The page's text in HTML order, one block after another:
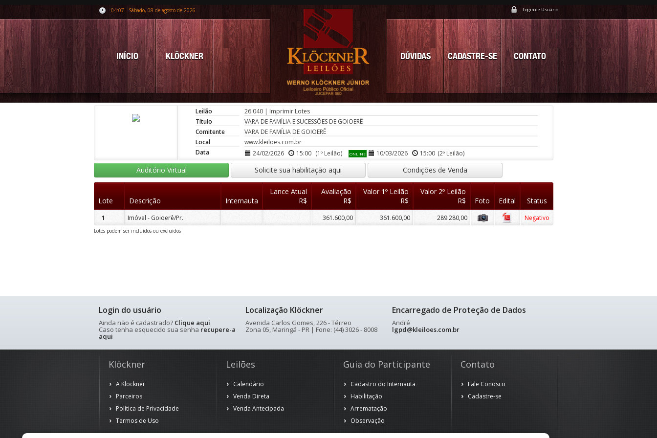
04:07 - Sábado, 08 de agosto de 2026 Login de Usuário
INÍCIO KLÖCKNER CONTATO
CADASTRE-SE
DÚVIDAS
Leilão 26.040 | Imprimir Lotes
Título
VARA DE FAMÍLIA E SUCESSÕES DE GOIOERÊ
Comitente
VARA DE FAMÍLIA DE GOIOERÊ
Local
www.kleiloes.com.br
Data
24/02/2026 15:00 (1º Leilão) ONLINE 10/03/2026 15:00 (2º Leilão)
Auditório Virtual Solicite sua habilitação aqui Condições de Venda
Lote Descrição Internauta
Lance Atual
R$
Avaliação
R$
Valor 1º Leilão
R$
Valor 2º Leilão
R$
Foto Edital Status
1 Imóvel - Goioerê/Pr. 361.600,00 361.600,00 289.280,00 Negativo
Lotes podem ser incluídos ou excluídos
Login do usuário
Ainda não é cadastrado? Clique aqui
Caso tenha esquecido sua senha recupere-a
aqui
Localização Klöckner
Avenida Carlos Gomes, 226 - Térreo
Zona 05, Maringá - PR | Fone: (44) 3026 - 8008
Encarregado de Proteção de Dados
André
lgpd@kleiloes.com.br
Klöckner
A Klöckner
Parceiros
Política de Privacidade
Termos de Uso
Leilões
Calendário
Venda Direta
Venda Antecipada
Guia do Participante
Cadastro do Internauta
Habilitação
Arrematação
Observação
Contato
Fale Conosco
Cadastre-se